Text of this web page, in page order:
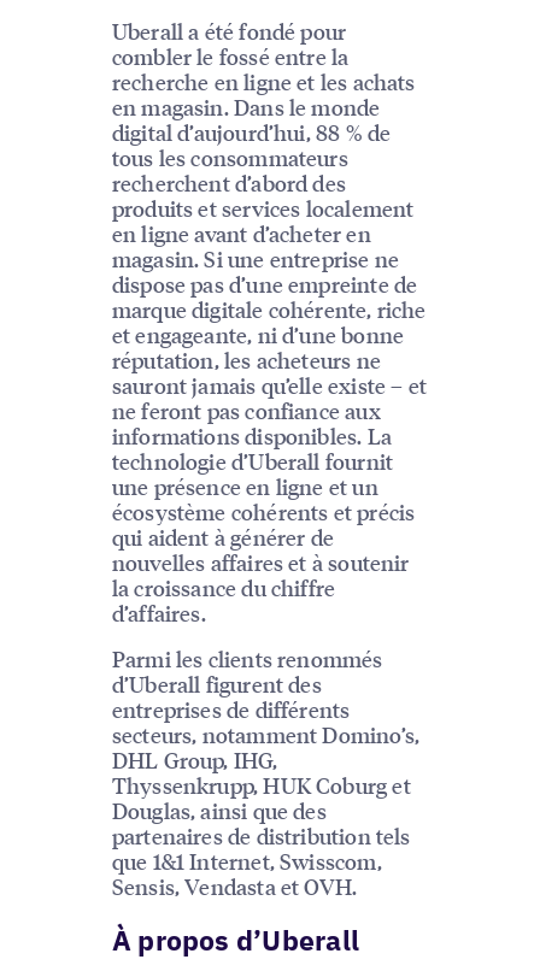
Uberall a été fondé pour
combler le fossé entre la
recherche en ligne et les achats
en magasin. Dans le monde
digital d’aujourd’hui, 88 % de
tous les consommateurs
recherchent d’abord des
produits et services localement
en ligne avant d’acheter en
magasin. Si une entreprise ne
dispose pas d’une empreinte de
marque digitale cohérente, riche
et engageante, ni d’une bonne
réputation, les acheteurs ne
sauront jamais qu’elle existe – et
ne feront pas confiance aux
informations disponibles. La
technologie d’Uberall fournit
une présence en ligne et un
écosystème cohérents et précis
qui aident à générer de
nouvelles affaires et à soutenir
la croissance du chiffre
d’affaires.
Parmi les clients renommés
d’Uberall figurent des
entreprises de différents
secteurs, notamment Domino’s,
DHL Group, IHG,
Thyssenkrupp, HUK Coburg et
Douglas, ainsi que des
partenaires de distribution tels
que 1&1 Internet, Swisscom,
Sensis, Vendasta et OVH.
À propos d’Uberall